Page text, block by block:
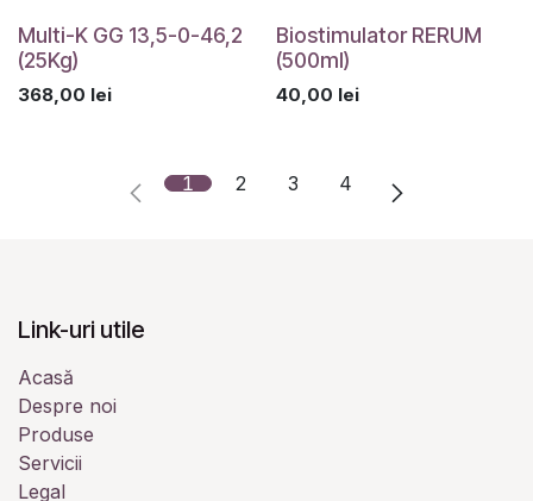
Multi-K GG 13,5-0-46,2
(25Kg)
368,00 lei
Biostimulator RERUM
(500ml)
40,00 lei
1 2 3 4
Link-uri utile
Acasă
Despre noi
Produse
Servicii
Legal